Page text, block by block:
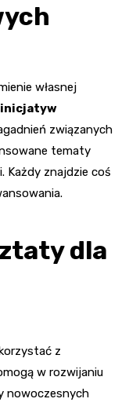
własnej
związanych
tematy
Każdy znajdzie coś
dla
z
w rozwijaniu
nowoczesnych